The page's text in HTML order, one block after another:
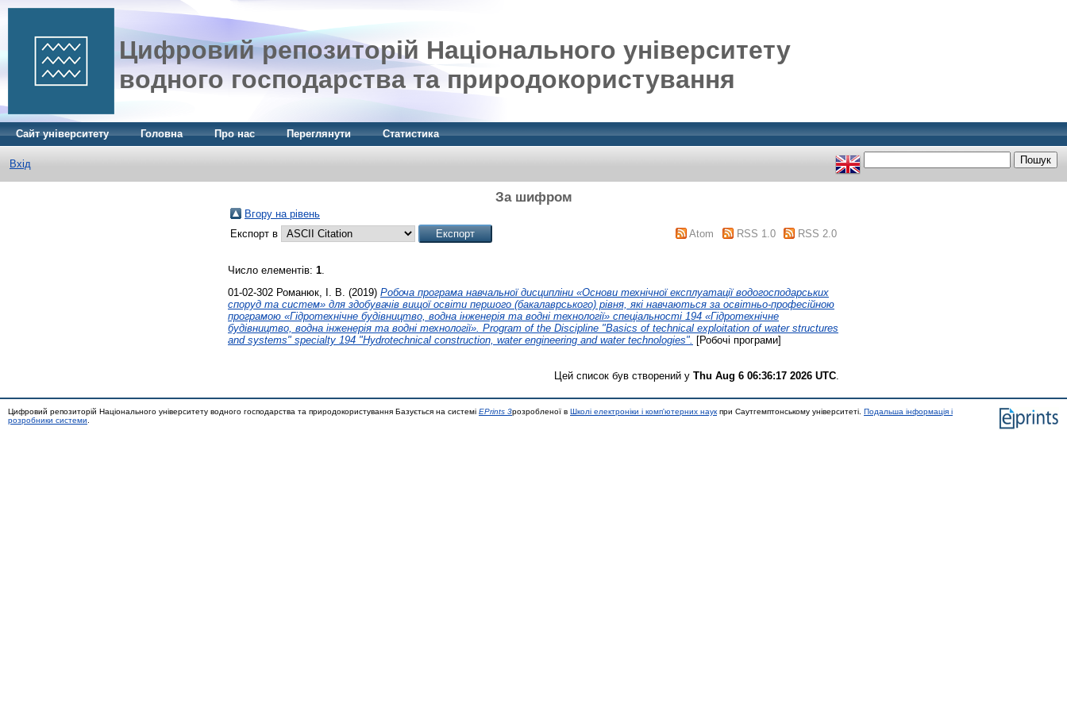
Цифровий репозиторій Національного університету
водного господарства та природокористування
Сайт університету Головна Про нас Переглянути Статистика
Вхід
За шифром
Вгору на рівень
Експорт в
Atom RSS 1.0 RSS 2.0
Число елементів: 1.
01-02-302 Романюк, І. В. (2019) Робоча програма навчальної дисципліни «Основи технічної експлуатації водогосподарських
споруд та систем» для здобувачів вищої освіти першого (бакалаврського) рівня, які навчаються за освітньо-професійною
програмою «Гідротехнічне будівництво, водна інженерія та водні технології» спеціальності 194 «Гідротехнічне
будівництво, водна інженерія та водні технології». Program of the Discipline "Basics of technical exploitation of water structures
and systems" specialty 194 "Hydrotechnical construction, water engineering and water technologies".
[Робочі програми]
Цей список був створений у Thu Aug 6 06:36:17 2026 UTC
Цифровий репозиторій Національного університету водного господарства та природокористування Базується на системі EPrints 3розробленої в Школі електроніки і комп'ютерних наук при Саутгемптонському університеті. Подальша інформація і
розробники системи